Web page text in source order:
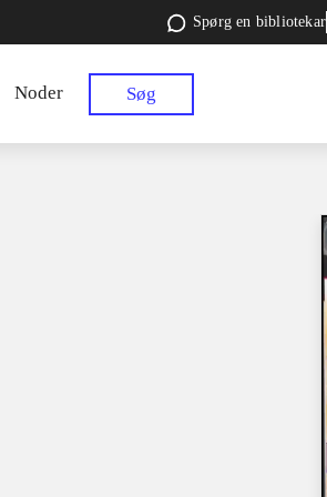
Spørg en bibliotekar
Noder Søg